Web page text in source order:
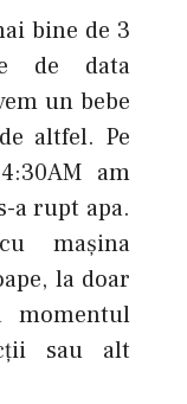
bine de 3
de data
un bebe
altfel. Pe
am
a rupt apa.
maşina
la doar
momentul
sau alt